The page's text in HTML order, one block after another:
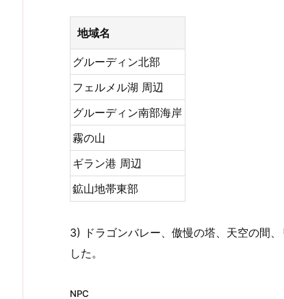
地域名
グルーディン北部
フェルメル湖 周辺
グルーディン南部海岸
霧の山
ギラン港 周辺
鉱山地帯東部
3) ドラゴンバレー、傲慢の塔、天空の間
した。
NPC